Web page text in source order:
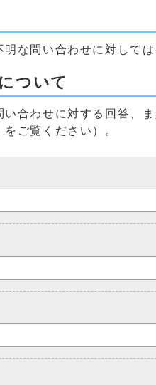
な問い合わせに対して
ついて
合わせに対する回答、
をご覧ください）。